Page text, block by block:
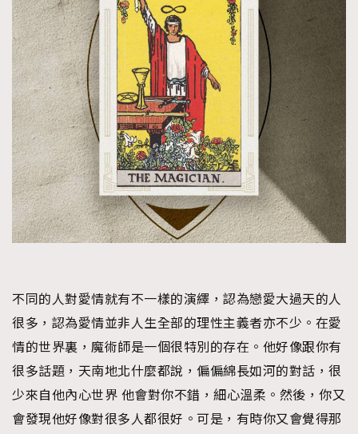
不同的人對愛情就有不一樣的演繹，認為戀愛大過天的人
很多，認為愛情並非人生全部的理性主義者亦不少。在愛
情的世界裏，魔術師是一個很特別的存在。他好像跟你有
很多話題，天南地北什麼都說，偏偏綿長如河的對話，很
少來自他內心世界 他會對你不錯，細心溫柔。然後，你又
會發現他好像對很多人都很好。可是，有時你又會覺得那